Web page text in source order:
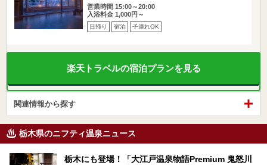
営業時間 15:00～20:00
入浴料金 1,000円～
日帰り 宿泊 子連れOK
楽天トラベルの宿泊プランを見る
関連情報から探す
栃木県のニフティ温泉ニュース
栃木にも登場！「大江戸温泉物語Premium 鬼怒川